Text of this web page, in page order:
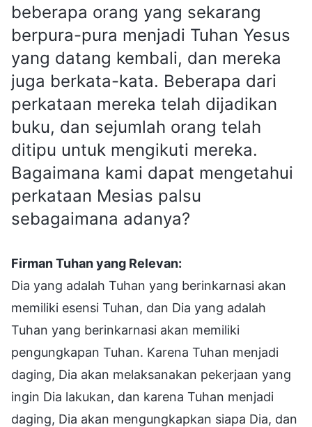
beberapa orang yang sekarang
berpura-pura menjadi Tuhan Yesus
yang datang kembali, dan mereka
juga berkata-kata. Beberapa dari
perkataan mereka telah dijadikan
buku, dan sejumlah orang telah
ditipu untuk mengikuti mereka.
Bagaimana kami dapat mengetahui
perkataan Mesias palsu
sebagaimana adanya?
Firman Tuhan yang Relevan:
Dia yang adalah Tuhan yang berinkarnasi akan
memiliki esensi Tuhan, dan Dia yang adalah
Tuhan yang berinkarnasi akan memiliki
pengungkapan Tuhan. Karena Tuhan menjadi
daging, Dia akan melaksanakan pekerjaan yang
ingin Dia lakukan, dan karena Tuhan menjadi
daging, Dia akan mengungkapkan siapa Dia, dan